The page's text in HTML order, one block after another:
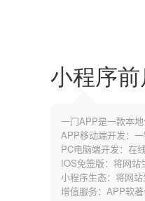
小程序
一门APP是一款本
APP移动端开发：
PC电脑端开发：在
IOS免签版：将网站
小程序生态：将网
增值服务：APP软